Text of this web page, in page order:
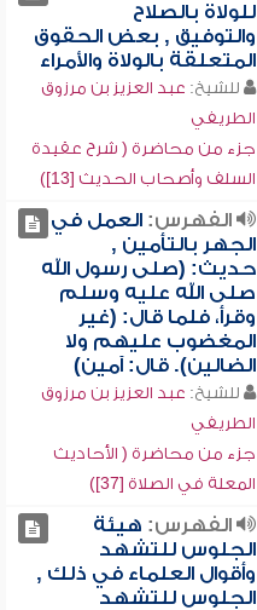
للولاة بالصلاح
والتوفيق , بعض الحقوق
المتعلقة بالولاة والأمراء
للشيخ: عبد العزيز بن مرزوق
الطريفي
جزء من محاضرة ( شرح عقيدة
السلف وأصحاب الحديث [13])
الفهرس:العمل في
الجهر بالتأمين ,
حديث: (صلى رسول الله
صلى الله عليه وسلم
وقرأ، فلما قال: (غير
المغضوب عليهم ولا
الضالين). قال: آمين)
للشيخ: عبد العزيز بن مرزوق
الطريفي
جزء من محاضرة ( الأحاديث
المعلة في الصلاة [37])
الفهرس: هيئة
الجلوس للتشهد
وأقوال العلماء في ذلك ,
الجلوس للتشهد